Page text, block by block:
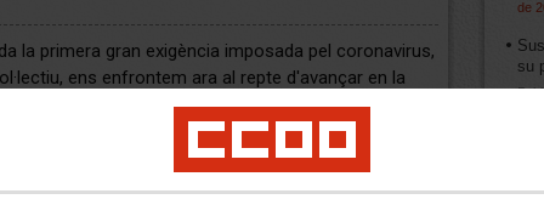
la primera gran exigència imposada pel coronavirus,
ens enfrontem ara al repte d'avançar en la
de la normalitat en els àmbits i activitats en què
permeten.
de
su